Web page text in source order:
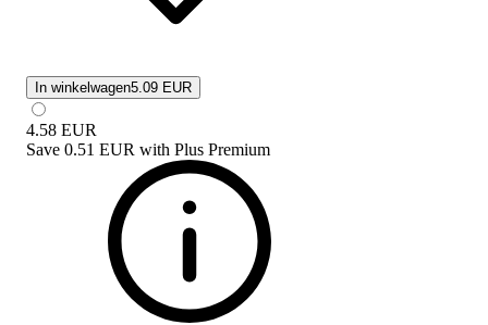
In winkelwagen5.09 EUR
4.58 EUR
Save 0.51 EUR with Plus Premium